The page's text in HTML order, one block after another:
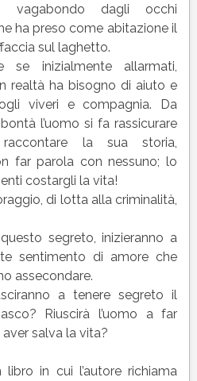
vagabondo dagli occhi
ha preso come abitazione il
sul laghetto.
se inizialmente allarmati,
realtà ha bisogno di aiuto e
viveri e compagnia. Da
l’uomo si fa rassicurare
la sua storia,
far parola con nessuno; lo
costargli la vita!
di lotta alla criminalità,
segreto, inizieranno a
sentimento di amore che
assecondare.
a tenere segreto il
Riuscirà l’uomo a far
salva la vita?
in cui l’autore richiama